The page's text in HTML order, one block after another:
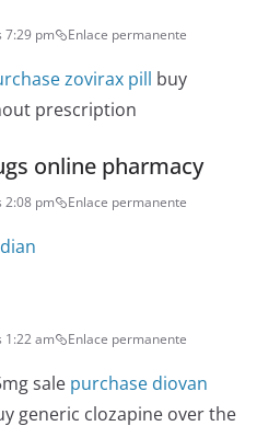
7:29 pm Enlace permanente
zovirax pill buy
prescription
online pharmacy
2:08 pm Enlace permanente
1:22 am Enlace permanente
sale purchase diovan
generic clozapine over the